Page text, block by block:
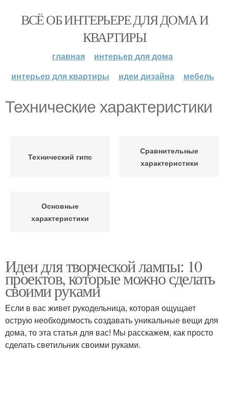
ВСЁ ОБ ИНТЕРЬЕРЕ ДЛЯ ДОМА И
КВАРТИРЫ
главная
интерьер для дома
интерьер для квартиры
идеи дизайна мебель
Технические характеристики
Технический гипс
Сравнительные
характеристики
Основные
характеристики
Идеи для творческой лампы: 10
проектов, которые можно сделать
своими руками
Если в вас живет рукодельница, которая ощущает
острую необходимость создавать уникальные вещи для
дома, то эта статья для вас! Мы расскажем, как просто
сделать светильник своими руками.